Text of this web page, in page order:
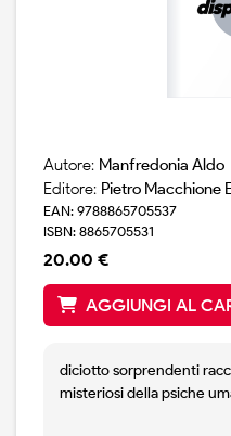
Autore: Manfredonia Aldo
Editore: Pietro Macchione
EAN: 9788865705537
ISBN: 8865705531
20.00 €
AGGIUNGI AL
diciotto sorprendenti
misteriosi della psiche
in vera follia ed altre si